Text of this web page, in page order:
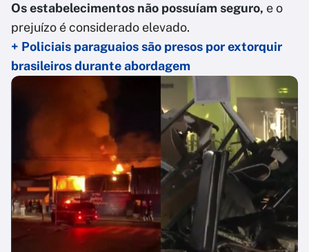
Os estabelecimentos não possuíam seguro, e o
prejuízo é considerado elevado.
+ Policiais paraguaios são presos por extorquir
brasileiros durante abordagem